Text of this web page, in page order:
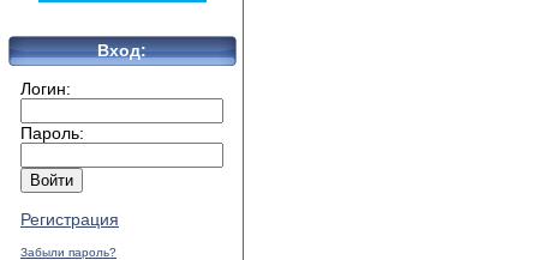
Вход:
Логин:
Пароль:
Регистрация
Забыли пароль?